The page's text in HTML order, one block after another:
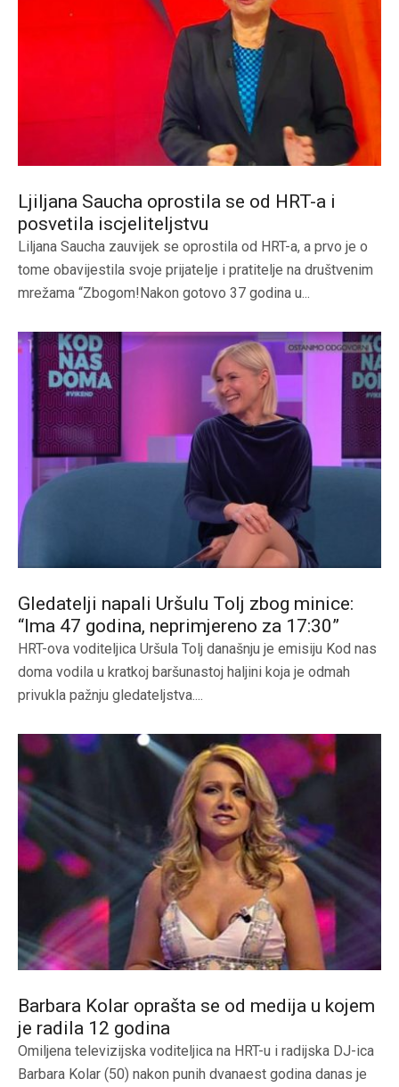
Ljiljana Saucha oprostila se od HRT-a i
posvetila iscjeliteljstvu
Liljana Saucha zauvijek se oprostila od HRT-a, a prvo je o
tome obavijestila svoje prijatelje i pratitelje na društvenim
mrežama “Zbogom!Nakon gotovo 37 godina u...
Gledatelji napali Uršulu Tolj zbog minice:
“Ima 47 godina, neprimjereno za 17:30”
HRT-ova voditeljica Uršula Tolj današnju je emisiju Kod nas
doma vodila u kratkoj baršunastoj haljini koja je odmah
privukla pažnju gledateljstva....
Barbara Kolar oprašta se od medija u kojem
je radila 12 godina
Omiljena televizijska voditeljica na HRT-u i radijska DJ-ica
Barbara Kolar (50) nakon punih dvanaest godina danas je